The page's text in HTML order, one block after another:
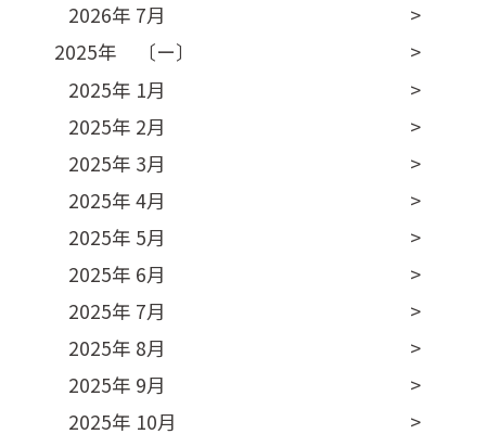
2026年 7月
2025年 〔ー〕
2025年 1月
2025年 2月
2025年 3月
2025年 4月
2025年 5月
2025年 6月
2025年 7月
2025年 8月
2025年 9月
2025年 10月